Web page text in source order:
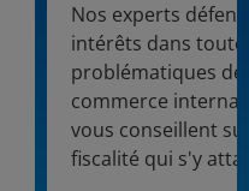
Nos experts
intérêts dans
problématiques de
commerce
vous conseillent
fiscalité qui s'y